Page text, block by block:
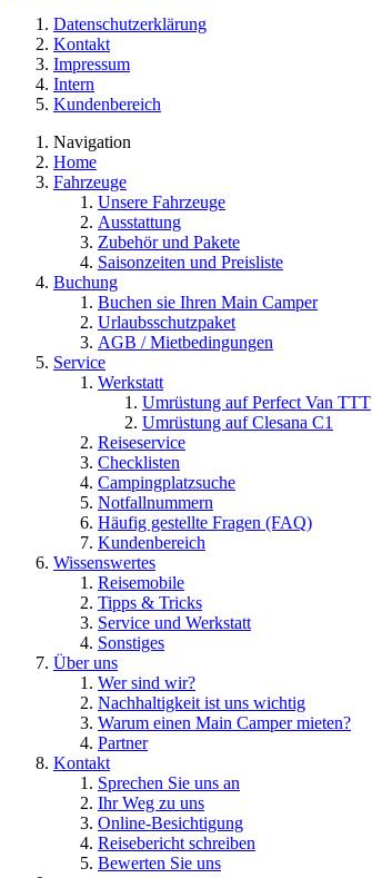
Datenschutzerklärung
Kontakt
Impressum
Intern
Kundenbereich
Navigation
Home
Fahrzeuge
Unsere Fahrzeuge
Ausstattung
Zubehör und Pakete
Saisonzeiten und Preisliste
Buchung
Buchen sie Ihren Main Camper
Urlaubsschutzpaket
AGB / Mietbedingungen
Service
Werkstatt
Umrüstung auf Perfect Van TTT
Umrüstung auf Clesana C1
Reiseservice
Checklisten
Campingplatzsuche
Notfallnummern
Häufig gestellte Fragen (FAQ)
Kundenbereich
Wissenswertes
Reisemobile
Tipps & Tricks
Service und Werkstatt
Sonstiges
Über uns
Wer sind wir?
Nachhaltigkeit ist uns wichtig
Warum einen Main Camper mieten?
Partner
Kontakt
Sprechen Sie uns an
Ihr Weg zu uns
Online-Besichtigung
Reisebericht schreiben
Bewerten Sie uns